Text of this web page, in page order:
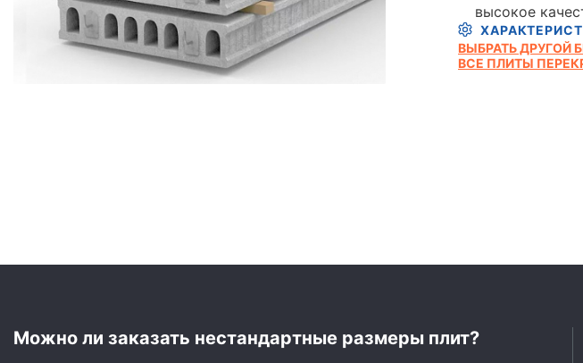
Сайдинг
Металлочерепица
высокое
ВЫБРАТЬ ДРУГОЙ
ВСЕ ПЛИТЫ
Можно ли заказать нестандартные размеры плит?